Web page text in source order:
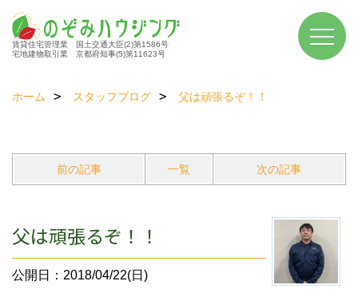
賃貸住宅管理業 国土交通大臣(2)第1586号
宅地建物取引業 京都府知事(5)第11623号
ホーム スタッフブログ 父は頑張るぞ！！
前の記事 一覧 次の記事
父は頑張るぞ！！
公開日：2018/04/22(日)